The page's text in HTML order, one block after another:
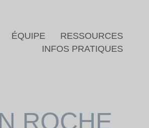
ÉQUIPE
RESSOURCES
INFOS PRATIQUES
ROCHE